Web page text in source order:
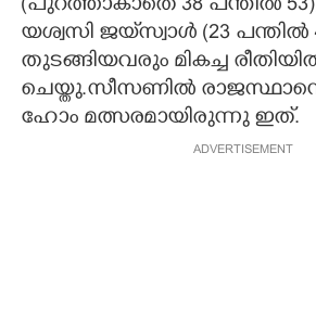
(പുറത്താകാതെ 38 പന്തിൽ
യശ്വസി ജയ‌്‌സ്വാൾ (23 പന്തിൽ
തുടങ്ങിയവരും മികച്ച
ചെയ്തു.സീസണിൽ
ഹോം മത്സരമായിരുന്നു ഇത്.
ADVERTISEMENT